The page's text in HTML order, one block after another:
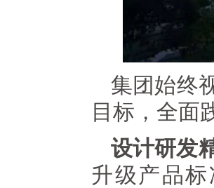
集团始终
目标，全面
设计研发
升级产品